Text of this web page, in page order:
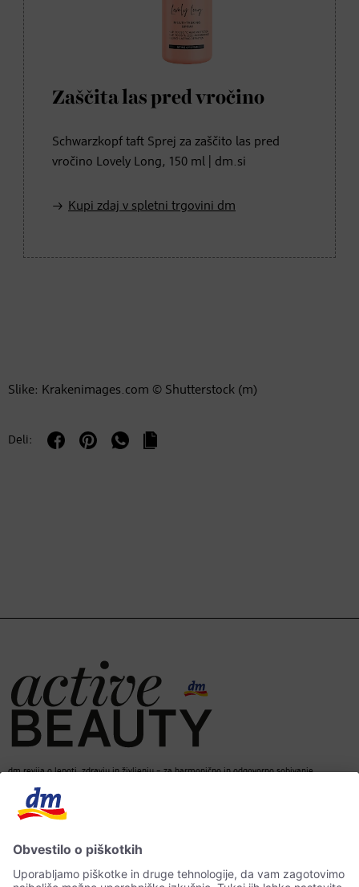
Zaščita las pred vročino
Schwarzkopf taft Sprej za zaščito las pred
vročino Lovely Long, 150 ml | dm.si
Kupi zdaj v spletni trgovini dm
Slike: Krakenimages.com © Shutterstock (m)
Deli:
dm revija o lepoti, zdravju in življenju – za harmonično in odgovorno sobivanje.